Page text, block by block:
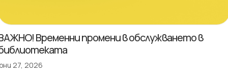
Временни промени в обслужването в
27, 2026